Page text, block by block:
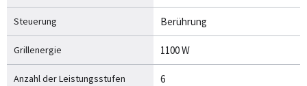
Steuerung Berührung
Grillenergie 1100 W
Anzahl der Leistungsstufen 6